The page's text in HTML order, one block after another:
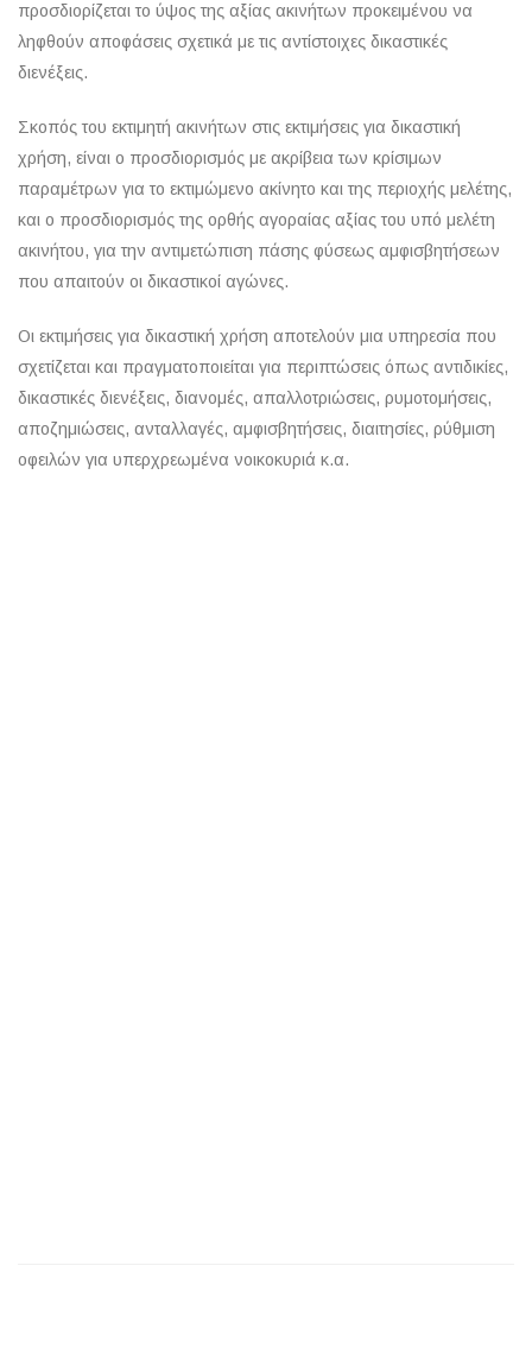
προσδιορίζεται το ύψος της αξίας ακινήτων προκειμένου να
ληφθούν αποφάσεις σχετικά με τις αντίστοιχες δικαστικές
διενέξεις.
Σκοπός του εκτιμητή ακινήτων στις εκτιμήσεις για δικαστική
χρήση, είναι ο προσδιορισμός με ακρίβεια των κρίσιμων
παραμέτρων για το εκτιμώμενο ακίνητο και της περιοχής μελέτης,
και ο προσδιορισμός της ορθής αγοραίας αξίας του υπό μελέτη
ακινήτου, για την αντιμετώπιση πάσης φύσεως αμφισβητήσεων
που απαιτούν οι δικαστικοί αγώνες.
Οι εκτιμήσεις για δικαστική χρήση αποτελούν μια υπηρεσία που
σχετίζεται και πραγματοποιείται για περιπτώσεις όπως αντιδικίες,
δικαστικές διενέξεις, διανομές, απαλλοτριώσεις, ρυμοτομήσεις,
αποζημιώσεις, ανταλλαγές, αμφισβητήσεις, διαιτησίες, ρύθμιση
οφειλών για υπερχρεωμένα νοικοκυριά κ.α.